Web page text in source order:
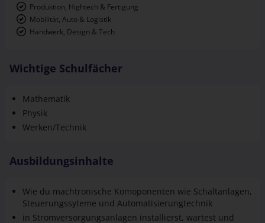
Produktion, Hightech & Fertigung
Mobilität, Auto & Logistik
Handwerk, Design & Tech
Wichtige Schulfächer
Mathematik
Physik
Werken/Technik
Ausbildungsinhalte
Wie du machtronische Komoponenten wie Schaltanlagen,
Steuerungssyteme und Automatisierungtechnik
in Stromversorgungsanlagen installierst, wartest und